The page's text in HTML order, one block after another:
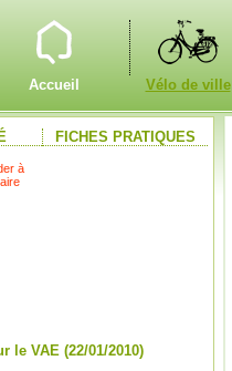
Accueil Vélo de ville
FICHES PRATIQUES
à
le VAE (22/01/2010)